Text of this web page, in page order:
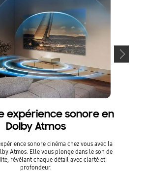
expérience sonore en
Dolby Atmos
sonore cinéma chez vous avec la
Atmos. Elle vous plonge dans le son de
révélant chaque détail avec clarté et
profondeur.